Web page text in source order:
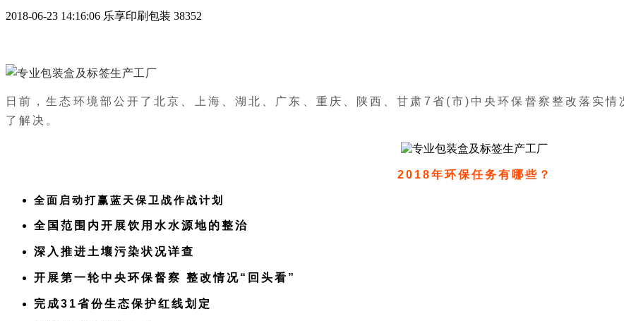
2018-06-23 14:16:06 乐享印刷包装 38352
日前，生态环境部公开了北京、上海、湖北、广东、重庆、陕西、甘肃7省(市)中央环保督察整改落实
了解决。
2018年环保任务有哪些？
全面启动打赢蓝天保卫战作战计划
全国范围内开展饮用水水源地的整治
深入推进土壤污染状况详查
开展第一轮中央环保督察 整改情况“回头看”
完成31省份生态保护红线划定